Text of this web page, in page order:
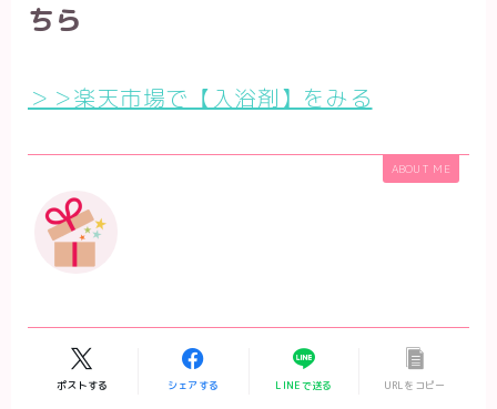
ちら
＞＞楽天市場で【入浴剤】をみる
ABOUT ME
ポストする シェアする LINEで送る URLをコピー